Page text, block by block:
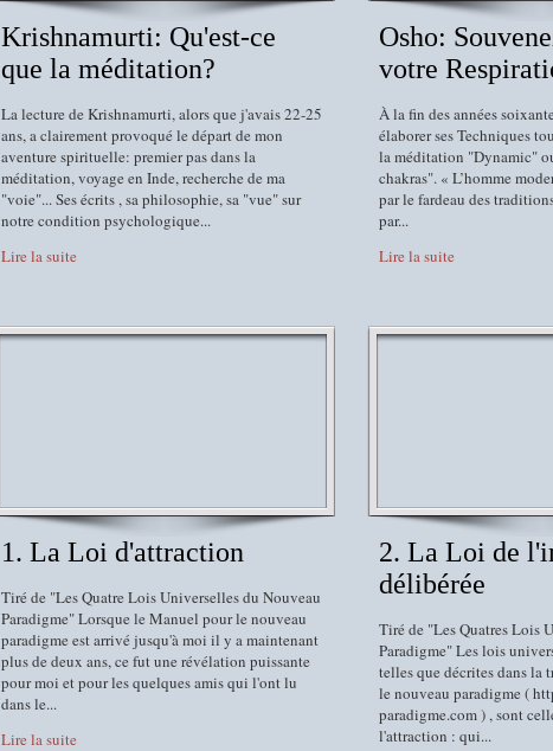
Krishnamurti: Qu'est-ce
que la méditation?
La lecture de Krishnamurti, alors que j'avais 22-25
ans, a clairement provoqué le départ de mon
aventure spirituelle: premier pas dans la
méditation, voyage en Inde, recherche de ma
"voie"... Ses écrits , sa philosophie, sa "vue" sur
notre condition psychologique...
Lire la suite
Osho:
votre
À la fin des années
élaborer ses Techniques
la méditation "Dynamic"
chakras". « L’homme
par le fardeau des
par...
Lire la suite
1. La Loi d'attraction
Tiré de "Les Quatre Lois Universelles du Nouveau
Paradigme" Lorsque le Manuel pour le nouveau
paradigme est arrivé jusqu'à moi il y a maintenant
plus de deux ans, ce fut une révélation puissante
pour moi et pour les quelques amis qui l'ont lu
dans le...
Lire la suite
2. La Loi de
délibérée
Tiré de "Les Quatres Lois
Paradigme" Les lois
telles que décrites dans
le nouveau paradigme (
paradigme.com ) , sont
l'attraction : qui...